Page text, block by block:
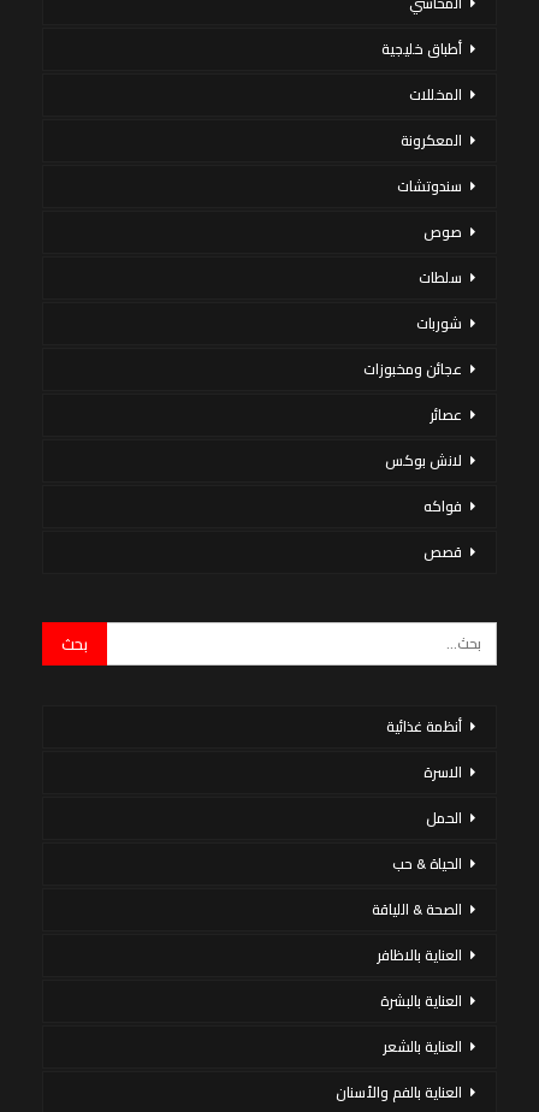
أطباق خليجية
المخللات
المعكرونة
سندوتشات
صوص
سلطات
شوربات
عجائن ومخبوزات
عصائر
لانش بوكس
فواكه
قصص
أنظمة غذائية
الاسرة
الحمل
الحياة & حب
الصحة & اللياقة
العناية بالاظافر
العناية بالبشرة
العناية بالشعر
العناية بالفم والأسنان